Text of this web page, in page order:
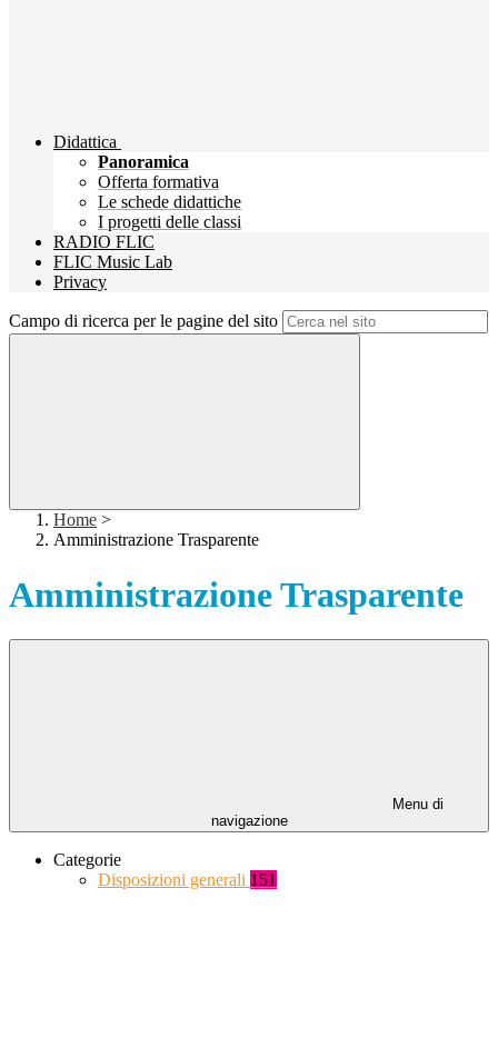
Didattica
Panoramica
Offerta formativa
Le schede didattiche
I progetti delle classi
RADIO FLIC
FLIC Music Lab
Privacy
Campo di ricerca per le pagine del sito
Home >
Amministrazione Trasparente
Amministrazione Trasparente
Menu di
navigazione
Categorie
Disposizioni generali 151